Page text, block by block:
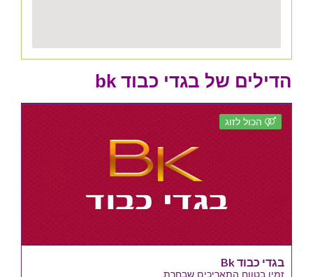
הדילים של בגדי כבוד bk
הכול לזוג
בגדי כבוד Bk
זמין בטווח התאריכים שבחרת